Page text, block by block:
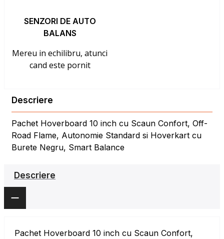
SENZORI DE AUTO
BALANS
Mereu in echilibru, atunci
cand este pornit
Descriere
Pachet Hoverboard 10 inch cu Scaun Confort, Off-
Road Flame, Autonomie Standard si Hoverkart cu
Burete Negru, Smart Balance
Descriere
Pachet Hoverboard 10 inch cu Scaun Confort,